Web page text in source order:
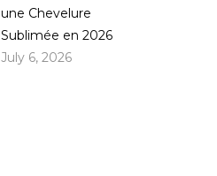
une Chevelure
Sublimée en 2026
July 6, 2026